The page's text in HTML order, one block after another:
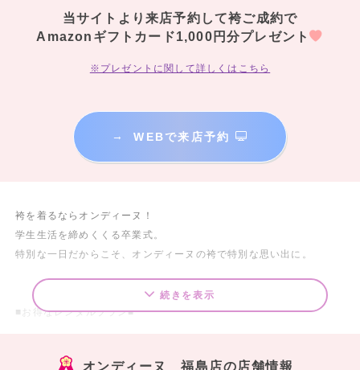
当サイトより来店予約して袴ご成約で
Amazonギフトカード1,000円分プレゼント
※プレゼントに関して詳しくはこちら
→ WEBで来店予約
袴を着るならオンディーヌ！
学生生活を締めくくる卒業式。
特別な一日だからこそ、オンディーヌの袴で特別な思い出に。
■お得なレンタルプラン■
続きを表示
オンディーヌ 福島店の店舗情報